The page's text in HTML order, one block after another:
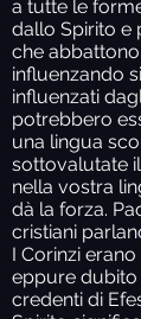
a tutte le
dallo Spirito e
che
influenzando
influenzati
potrebbero
una lingua
sottovalutate
nella vostra
dà la forza.
cristiani
I Corinzi
eppure
credenti di